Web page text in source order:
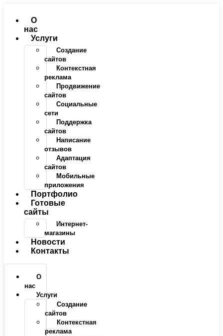
содержимому
О
нас
Услуги
Создание
сайтов
Контекстная
реклама
Продвижение
сайтов
Социальные
сети
Поддержка
сайтов
Написание
отзывов
Адаптация
сайтов
Мобильные
приложения
Портфолио
Готовые
сайты
Интернет-
магазины
Новости
Контакты
О
нас
Услуги
Создание
сайтов
Контекстная
реклама